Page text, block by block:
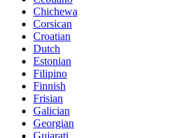
Chichewa
Corsican
Croatian
Dutch
Estonian
Filipino
Finnish
Frisian
Galician
Georgian